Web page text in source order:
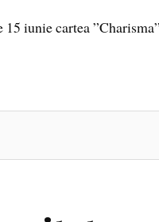
iunie cartea